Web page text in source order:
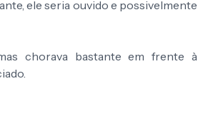
ele seria ouvido e possivelmente
chorava bastante em frente à